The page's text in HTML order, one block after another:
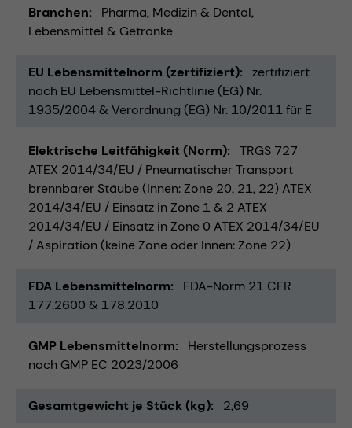
Branchen Pharma Medizin & Dental
Lebensmittel & Getränke
EU Lebensmittelnorm (zertifiziert)
zertifiziert
nach EU Lebensmittel-Richtlinie (EG) Nr.
1935/2004 & Verordnung (EG) Nr. 10/2011 für E
Elektrische Leitfähigkeit (Norm)
TRGS 727
ATEX 2014/34/EU / Pneumatischer Transport
brennbarer Stäube (Innen: Zone 20, 21, 22) ATEX
2014/34/EU / Einsatz in Zone 1 & 2 ATEX
2014/34/EU / Einsatz in Zone 0 ATEX 2014/34/EU
/ Aspiration (keine Zone oder Innen: Zone 22)
FDA Lebensmittelnorm
FDA-Norm 21 CFR
177.2600 & 178.2010
GMP Lebensmittelnorm
Herstellungsprozess
nach GMP EC 2023/2006
Gesamtgewicht je Stück (kg) 2,69